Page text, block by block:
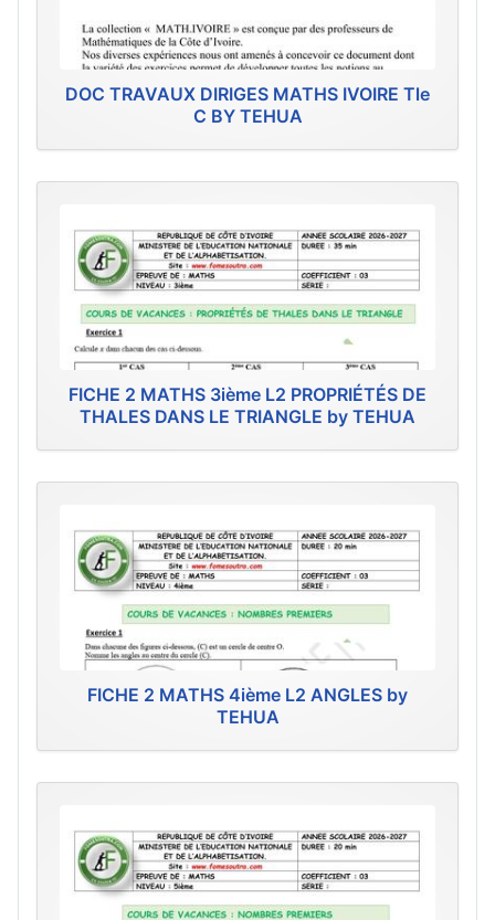
DOC TRAVAUX DIRIGES MATHS IVOIRE Tle
C BY TEHUA
FICHE 2 MATHS 3ième L2 PROPRIÉTÉS DE
THALES DANS LE TRIANGLE by TEHUA
FICHE 2 MATHS 4ième L2 ANGLES by
TEHUA